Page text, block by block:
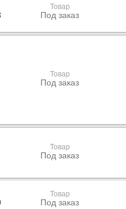
Товар
Под заказ
Товар
Под заказ
Товар
Под заказ
Товар
Под заказ